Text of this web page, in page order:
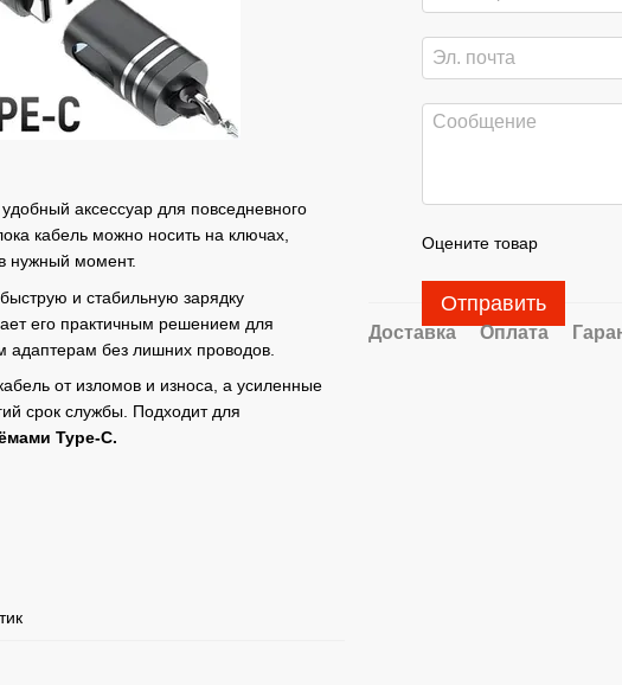
удобный аксессуар для повседневного
кабель можно носить на ключах,
нужный момент.
и стабильную зарядку
его практичным решением для
адаптерам без лишних проводов.
от изломов и износа, а усиленные
срок службы. Подходит для
Type-C.
Оцените товар
Отправить
Доставка Оплата